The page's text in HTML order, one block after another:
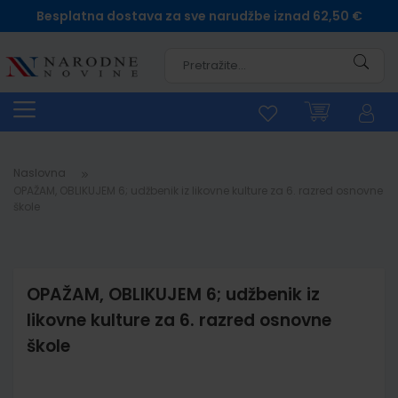
Besplatna dostava za sve narudžbe iznad 62,50 €
Naslovna
OPAŽAM, OBLIKUJEM 6; udžbenik iz
likovne kulture za 6. razred osnovne
škole